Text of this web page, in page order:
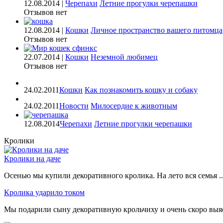
12.08.2014 | Черепахи Летние прогулки черепашки
Отзывов нет
12.08.2014 | Кошки Личное пространство вашего питомца
Отзывов нет
22.07.2014 | Кошки Неземной любимец
Отзывов нет
24.02.2011Кошки Как познакомить кошку и собаку
24.02.2011Новости Милосердие к животным
12.08.2014Черепахи Летние прогулки черепашки
Кролики
Кролики на даче
Осенью мы купили декоративного кролика. На лето вся семья
Кролика ударило током
Мы подарили сыну декоративную крольчиху и очень скоро